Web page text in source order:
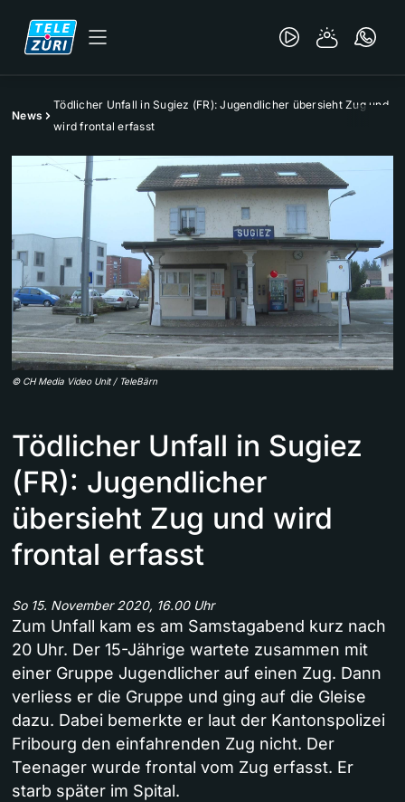
News
Tödlicher Unfall in Sugiez (FR): Jugendlicher übersieht Zug und
wird frontal erfasst
© CH Media Video Unit / TeleBärn
Tödlicher Unfall in Sugiez
(FR): Jugendlicher
übersieht Zug und wird
frontal erfasst
So 15. November 2020, 16.00 Uhr
Zum Unfall kam es am Samstagabend kurz nach
20 Uhr. Der 15-Jährige wartete zusammen mit
einer Gruppe Jugendlicher auf einen Zug. Dann
verliess er die Gruppe und ging auf die Gleise
dazu. Dabei bemerkte er laut der Kantonspolizei
Fribourg den einfahrenden Zug nicht. Der
Teenager wurde frontal vom Zug erfasst. Er
starb später im Spital.